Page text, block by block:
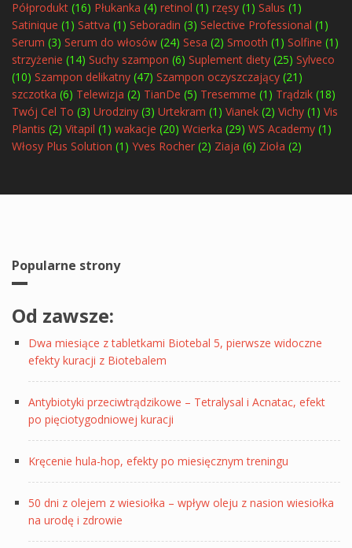
Półprodukt (16) Płukanka (4) retinol (1) rzęsy (1) Salus (1)
Satinique (1) Sattva (1) Seboradin (3) Selective Professional (1)
Serum (3) Serum do włosów (24) Sesa (2) Smooth (1) Solfine (1)
strzyżenie (14) Suchy szampon (6) Suplement diety (25) Sylveco
(10) Szampon delikatny (47) Szampon oczyszczający (21)
szczotka (6) Telewizja (2) TianDe (5) Tresemme (1) Trądzik (18)
Twój Cel To (3) Urodziny (3) Urtekram (1) Vianek (2) Vichy (1) Vis
Plantis (2) Vitapil (1) wakacje (20) Wcierka (29) WS Academy (1)
Włosy Plus Solution (1) Yves Rocher (2) Ziaja (6) Zioła (2)
Popularne strony
Od zawsze:
Dwa miesiące z tabletkami Biotebal 5, pierwsze widoczne
efekty kuracji z Biotebalem
Antybiotyki przeciwtrądzikowe – Tetralysal i Acnatac, efekt
po pięciotygodniowej kuracji
Kręcenie hula-hop, efekty po miesięcznym treningu
50 dni z olejem z wiesiołka – wpływ oleju z nasion wiesiołka
na urodę i zdrowie